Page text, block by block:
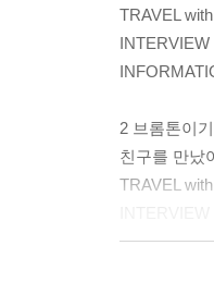
TRAVEL
INTERVIEW
2 브롬톤이
친구를 만났
TRAVEL